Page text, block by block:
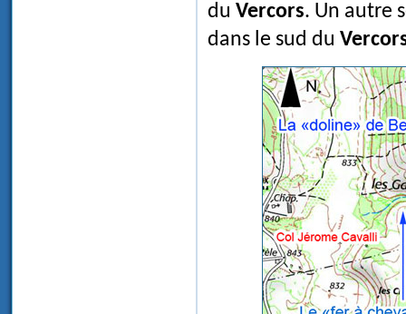
du Vercors. Un autre
dans le sud du